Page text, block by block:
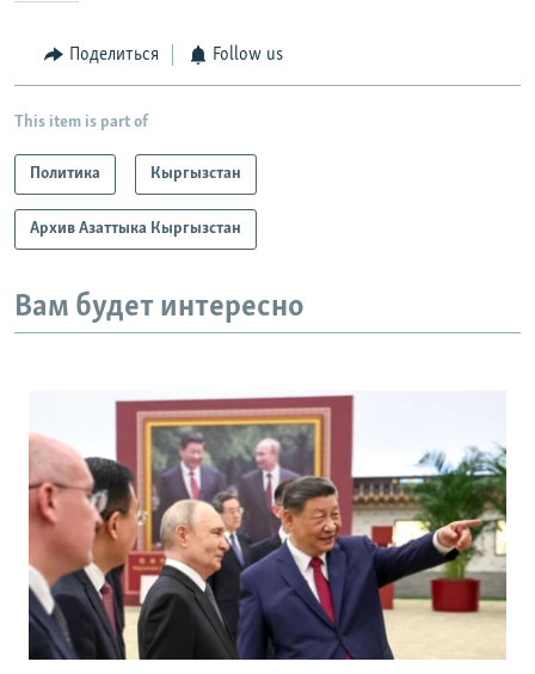
Поделиться Follow us
This item is part of
Политика Кыргызстан
Архив Азаттыка Кыргызстан
Вам будет интересно